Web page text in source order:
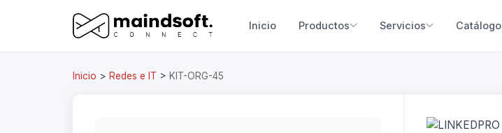
Inicio Productos Servicios Catálogo
Inicio > Redes e IT > KIT-ORG-45